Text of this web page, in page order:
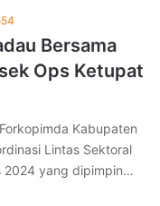
Bersama
Ops Ketupat
Kabupaten
Lintas Sektoral
2024 yang dipimpin…